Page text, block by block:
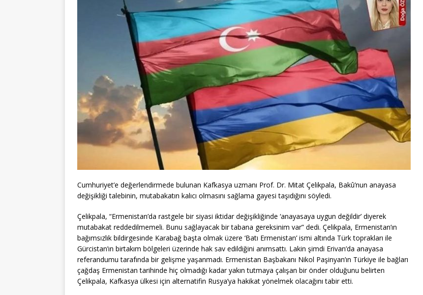
Cumhuriyet’e değerlendirmede bulunan Kafkasya uzmanı Prof. Dr. Mitat Çelikpala, Bakû’nun anayasa
değişikliği talebinin, mutabakatın kalıcı olmasını sağlama gayesi taşıdığını söyledi.
Çelikpala, “Ermenistan’da rastgele bir siyasi iktidar değişikliğinde ‘anayasaya uygun değildir’ diyerek
mutabakat reddedilmemeli. Bunu sağlayacak bir tabana gereksinim var” dedi. Çelikpala, Ermenistan’ın
bağımsızlık bildirgesinde Karabağ başta olmak üzere ‘Batı Ermenistan’ ismi altında Türk toprakları ile
Gürcistan’ın birtakım bölgeleri üzerinde hak sav edildiğini anımsattı. Lakin şimdi Erivan’da anayasa
referandumu tarafında bir gelişme yaşanmadı. Ermenistan Başbakanı Nikol Paşinyan’ın Türkiye ile bağları
çağdaş Ermenistan tarihinde hiç olmadığı kadar yakın tutmaya çalışan bir önder olduğunu belirten
Çelikpala, Kafkasya ülkesi için alternatifin Rusya’ya hakikat yönelmek olacağını tabir etti.